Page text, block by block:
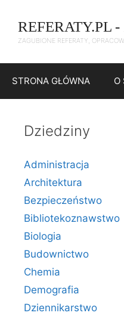
treści
REFERATY.PL
ZAGUBIONE REFERATY,
STRONA GŁÓWNA O
Dziedziny
Administracja
Architektura
Bezpieczeństwo
Bibliotekoznawstwo
Biologia
Budownictwo
Chemia
Demografia
Dziennikarstwo